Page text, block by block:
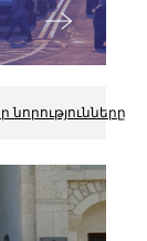
նորությունները